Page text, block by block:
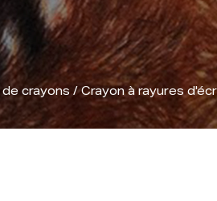
de crayons/Crayon à rayures